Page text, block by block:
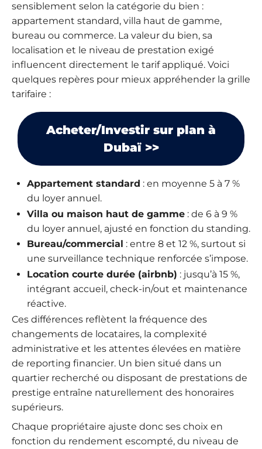
sensiblement selon la catégorie du bien :
appartement standard, villa haut de gamme,
bureau ou commerce. La valeur du bien, sa
localisation et le niveau de prestation exigé
influencent directement le tarif appliqué. Voici
quelques repères pour mieux appréhender la grille
tarifaire :
Acheter/Investir sur plan à
Dubaï >>
Appartement standard : en moyenne 5 à 7 %
du loyer annuel.
Villa ou maison haut de gamme: de 6 à 9 %
du loyer annuel, ajusté en fonction du standing.
Bureau/commercial : entre 8 et 12 %, surtout si
une surveillance technique renforcée s’impose.
Location courte durée (airbnb) : jusqu’à 15 %,
intégrant accueil, check-in/out et maintenance
réactive.
Ces différences reflètent la fréquence des
changements de locataires, la complexité
administrative et les attentes élevées en matière
de reporting financier. Un bien situé dans un
quartier recherché ou disposant de prestations de
prestige entraîne naturellement des honoraires
supérieurs.
Chaque propriétaire ajuste donc ses choix en
fonction du rendement escompté, du niveau de